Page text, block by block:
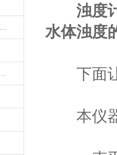
浊度
水体浊度
下面让
本仪器